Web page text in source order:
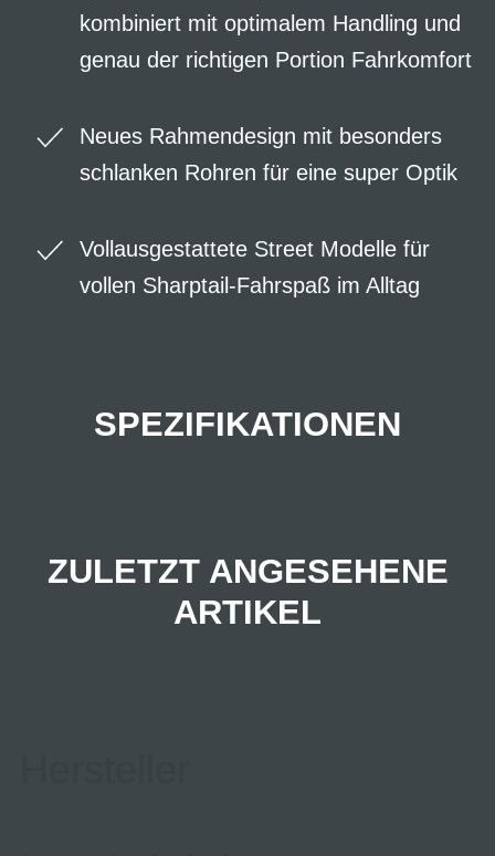
kombiniert mit optimalem Handling und
genau der richtigen Portion Fahrkomfort
Neues Rahmendesign mit besonders
schlanken Rohren für eine super Optik
Vollausgestattete Street Modelle für
vollen Sharptail-Fahrspaß im Alltag
SPEZIFIKATIONEN
ZULETZT ANGESEHENE
ARTIKEL